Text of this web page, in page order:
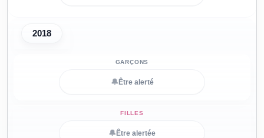
2018
🔔 Être alerté
🔔 Être alertée